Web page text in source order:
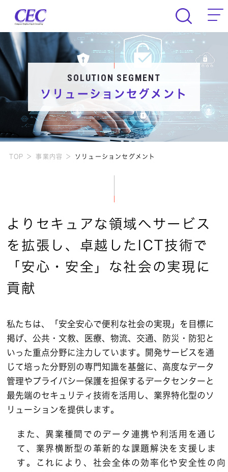
CEC Computer Engineering &
SOLUTION SEGMENT
ソリューションセグメント
TOP 事業内容 ソリューションセグメント
よりセキュアな領域へサービス
を拡張し、 卓越したICT技術で
「安心・安全」な社会の実現に
貢献
私たちは、「安全安心で便利な社会の実現」を目標に
掲げ、公共・文教、医療、物流、交通、防災・防犯と
いった重点分野に注力しています。開発サービスを通
じて培った分野別の専門知識を基盤に、高度なデータ
管理やプライバシー保護を担保するデータセンターと
最先端のセキュリティ技術を活用し、業界特化型のソ
リューションを提供します。
また、異業種間でのデータ連携や利活用を通じ
て、業界横断型の革新的な課題解決を支援しま
す。これにより、社会全体の効率化や安全性の向